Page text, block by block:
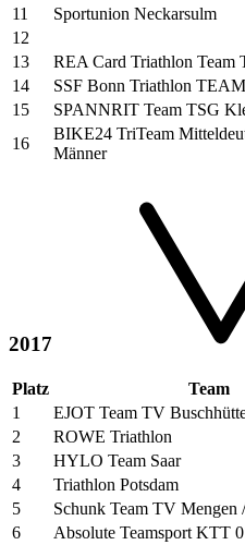
11
Sportunion Neckarsulm
12
13
REA Card Triathlon Team
14
SSF Bonn Triathlon TEAM
15
SPANNRIT Team TSG
16
BIKE24 TriTeam
Männer
2017
Platz Team
1
EJOT Team TV
2
ROWE Triathlon
3
HYLO Team Saar
4
Triathlon Potsdam
5
Schunk Team TV Mengen
6
Absolute Teamsport KTT